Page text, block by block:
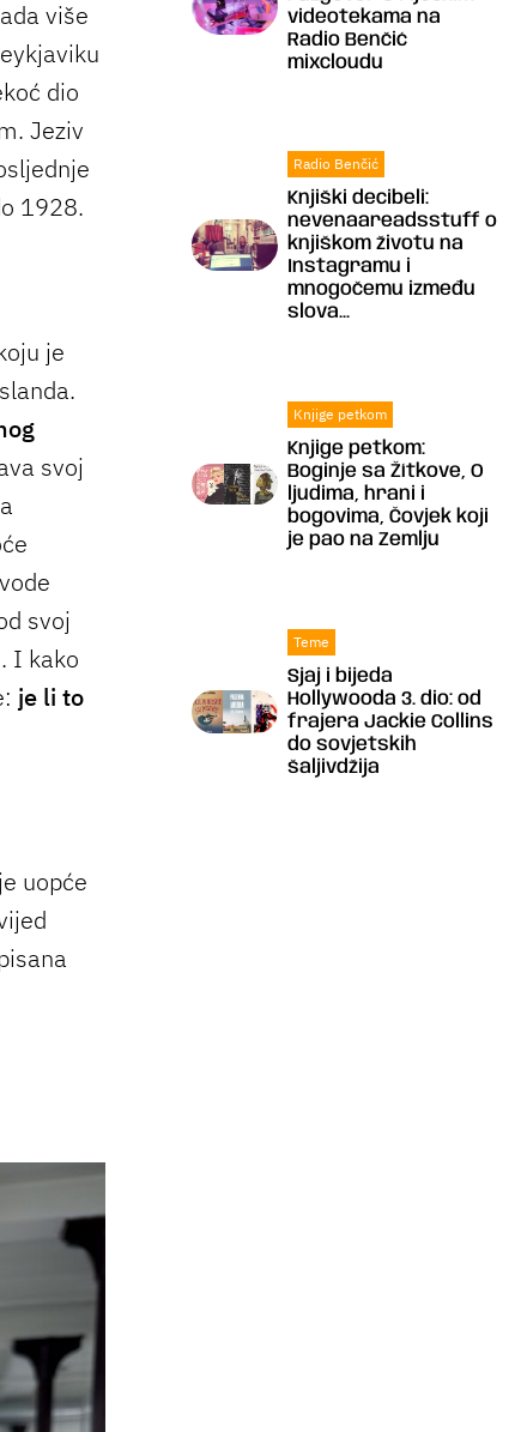
više
dio
Jeziv
1928.
je
svoj
svoj
I kako
je li to
uopće
videotekama na
Radio Benčić
mixcloudu
Radio Benčić
Knjiški decibeli:
nevenaareadsstuff o
knjiškom životu na
Instagramu i
mnogočemu između
slova...
Knjige petkom
Knjige petkom:
Boginje sa Žítkove, O
ljudima, hrani i
bogovima, Čovjek koji
je pao na Zemlju
Teme
Sjaj i bijeda
Hollywooda 3. dio: od
frajera Jackie Collins
do sovjetskih
šaljivdžija